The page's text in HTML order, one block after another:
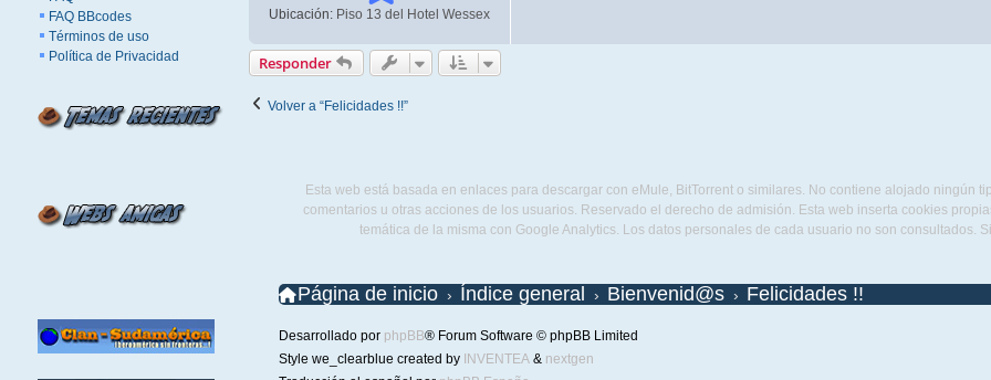
FAQ BBcodes
Términos de uso
Política de Privacidad
Ubicación:Piso 13 del Hotel Wessex
Responder
Volver a “Felicidades !!”
Esta web está basada en enlaces para descargar con eMule, BitTorrent o similares. No contiene alojado ningún
comentarios u otras acciones de los usuarios. Reservado el derecho de admisión. Esta web inserta cookies
temática de la misma con Google Analytics. Los datos personales de cada usuario no son consultados.
Página de inicio Índice general Bienvenid@s Felicidades !!
Desarrollado por phpBB® Forum Software © phpBB Limited
Style we_clearblue created by INVENTEA& nextgen